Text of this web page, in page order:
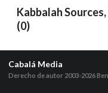
Kabbalah
(0)
Cabalá Media
Derecho de autor 2003-2026